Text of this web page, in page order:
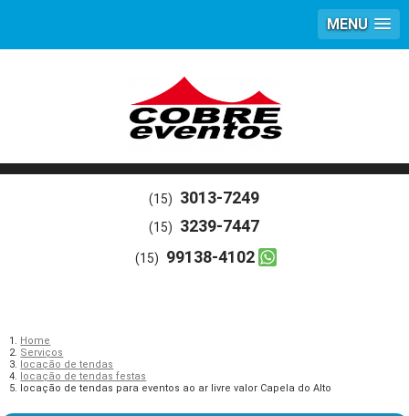
MENU
(15) 3013-7249
(15) 3239-7447
(15) 99138-4102
Home
Serviços
locação de tendas
locação de tendas festas
locação de tendas para eventos ao ar livre valor Capela do Alto